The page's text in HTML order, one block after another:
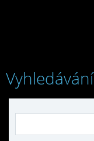
Vyhledávání